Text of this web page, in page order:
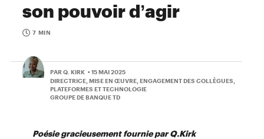
son pouvoir d’agir
7 MIN
PAR Q. KIRK • 15 MAI 2025
DIRECTRICE, MISE EN ŒUVRE, ENGAGEMENT DES COLLÈGUES,
PLATEFORMES ET TECHNOLOGIE
GROUPE DE BANQUE TD
Poésie gracieusement fournie par Q.Kirk